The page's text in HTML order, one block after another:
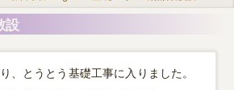
設
、とうとう基礎工事に入りました。